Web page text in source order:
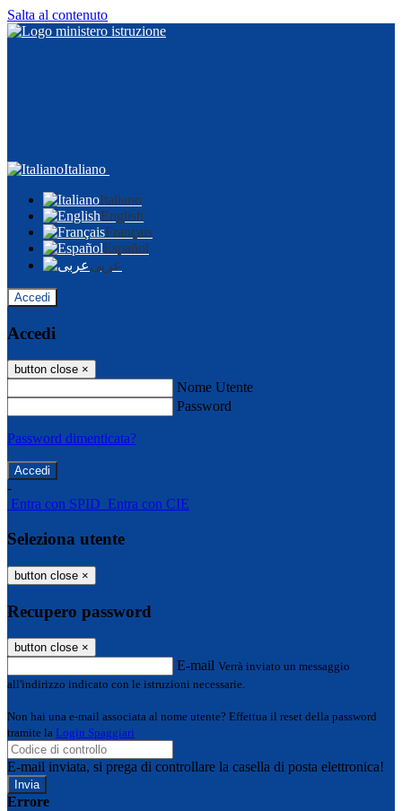
Salta al contenuto
Italiano
Italiano
English
Français
Español
عربى
Accedi
Accedi
button close ×
Nome Utente
Password
Password dimenticata?
-
Entra con SPID Entra con CIE
Seleziona utente
button close ×
Recupero password
button close ×
E-mail Verrà inviato un messaggio
all'indirizzo indicato con le istruzioni necessarie.
Non hai una e-mail associata al nome utente? Effettua il reset della password
tramite la Login Spaggiari
E-mail inviata, si prega di controllare la casella di posta elettronica!
Errore